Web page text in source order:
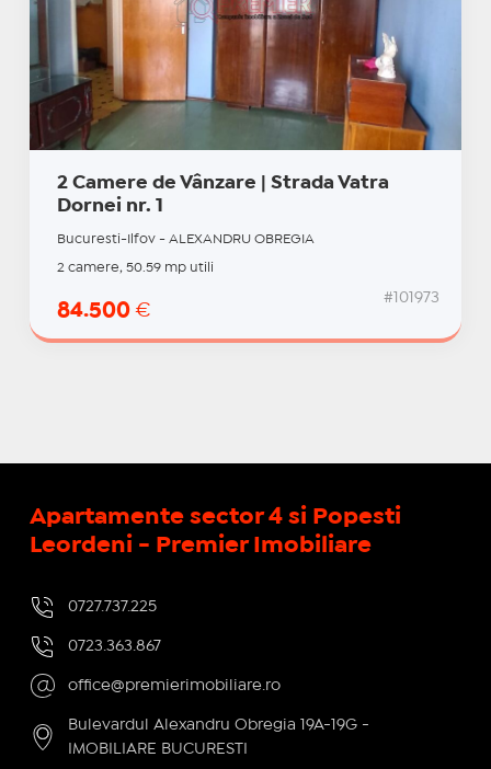
2 Camere de Vânzare | Strada Vatra
Dornei nr. 1
Bucuresti-Ilfov - ALEXANDRU OBREGIA
2 camere, 50.59 mp utili
84.500 €
#101973
Apartamente sector 4 si Popesti
Leordeni - Premier Imobiliare
0727.737.225
0723.363.867
office@premierimobiliare.ro
Bulevardul Alexandru Obregia 19A-19G -
IMOBILIARE BUCURESTI